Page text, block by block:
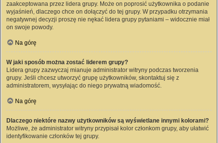
zaakceptowana przez lidera grupy. Może on poprosić użytkownika o podanie
wyjaśnień, dlaczego chce on dołączyć do tej grupy. W przypadku otrzymania
negatywnej decyzji proszę nie nękać lidera grupy pytaniami – widocznie miał
on swoje powody.
Na górę
W jaki sposób można zostać liderem grupy?
Lidera grupy zazwyczaj mianuje administrator witryny podczas tworzenia
grupy. Jeśli chcesz utworzyć grupę użytkowników, skontaktuj się z
administratorem, wysyłając do niego prywatną wiadomość.
Na górę
Dlaczego niektóre nazwy użytkowników są wyświetlane innymi kolorami?
Możliwe, że administrator witryny przypisał kolor członkom grupy, aby ułatwić
identyfikowanie członków tej grupy.